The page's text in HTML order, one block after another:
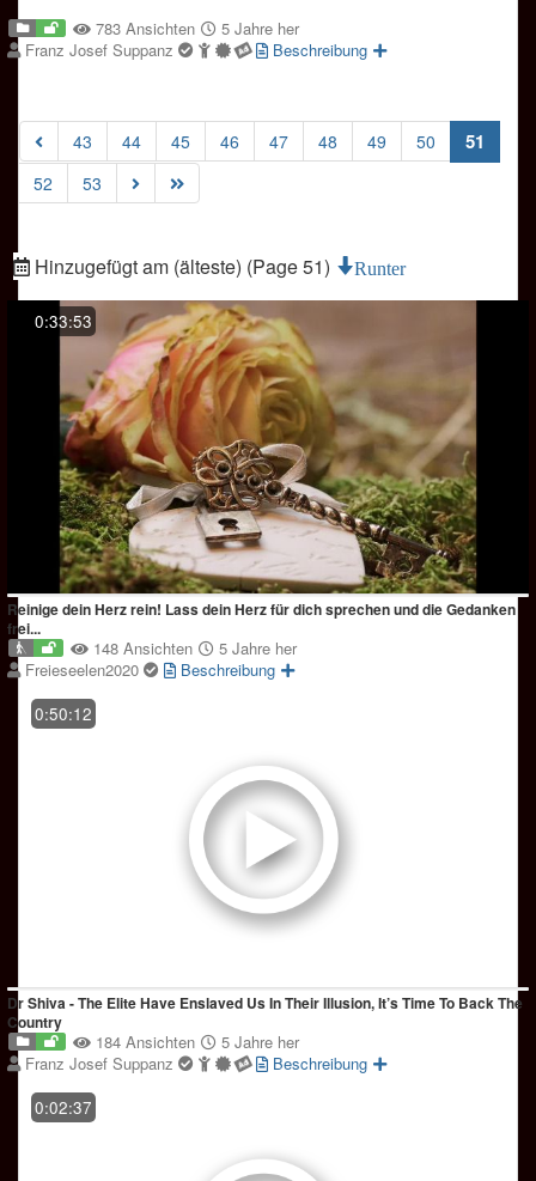
783 Ansichten
5 Jahre her
Franz Josef Suppanz
Beschreibung
43 44 45 46 47 48 49 50 51
52 53
Hinzugefügt am (älteste) (Page 51) Runter
0:33:53
Reinige dein Herz rein! Lass dein Herz für dich sprechen und die Gedanken
frei...
148 Ansichten
5 Jahre her
Freieseelen2020
Beschreibung
0:50:12
Dr Shiva - The Elite Have Enslaved Us In Their Illusion, It’s Time To Back The
Country
184 Ansichten
5 Jahre her
Franz Josef Suppanz
Beschreibung
0:02:37